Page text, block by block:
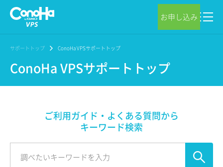
お申し込み
サポートトップ ConoHa VPSサポートトップ
ConoHa VPSサポートトップ
ご利用ガイド・よくある質問から
キーワード検索